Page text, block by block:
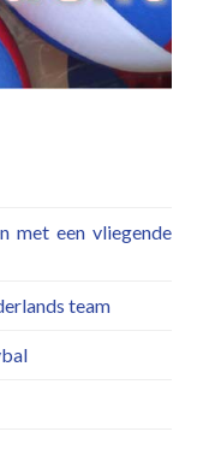
met een vliegende
team